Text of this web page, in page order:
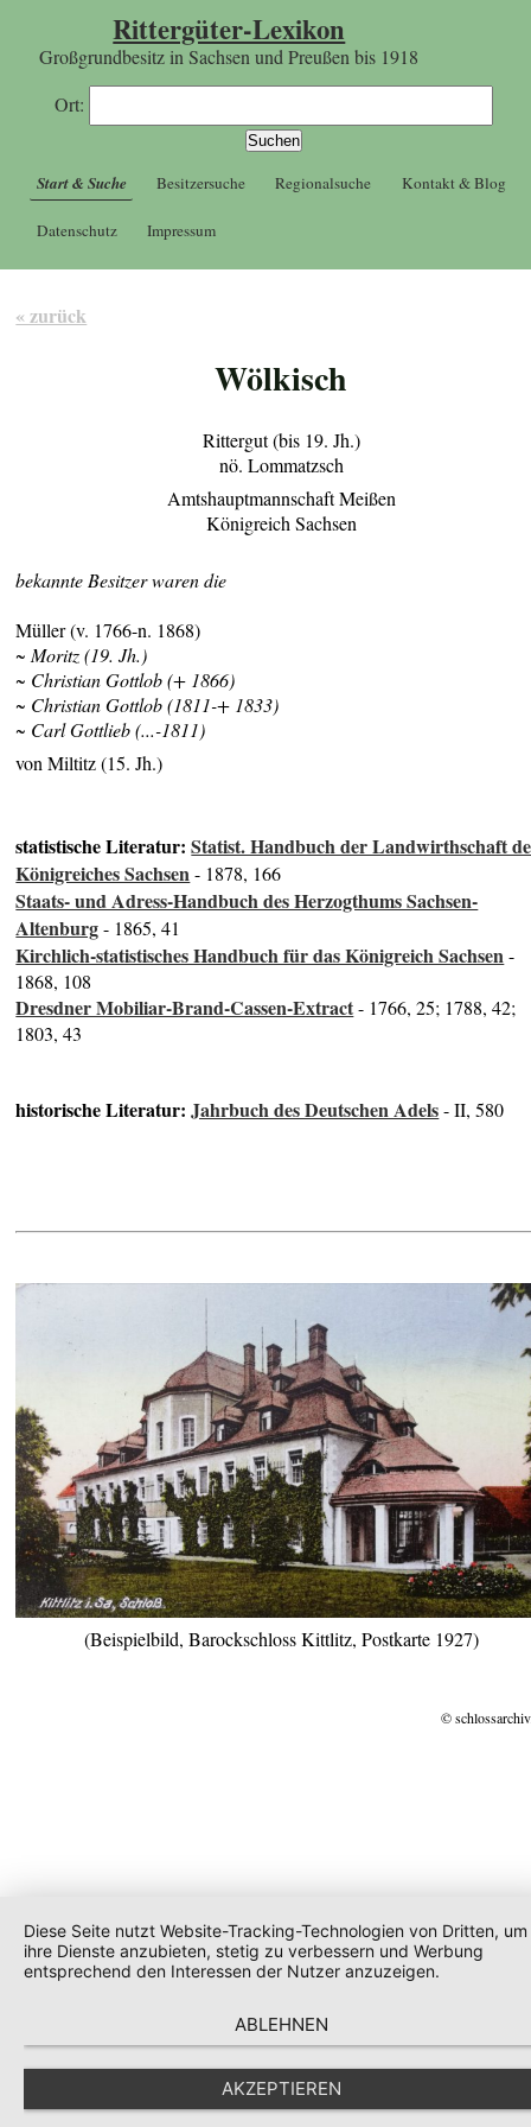
Rittergüter-Lexikon
Großgrundbesitz in Sachsen und Preußen bis 1918
Ort:
Start & Suche Besitzersuche Regionalsuche Kontakt & Blog
Datenschutz Impressum
« zurück
Wölkisch
Rittergut (bis 19. Jh.)
nö. Lommatzsch
Amtshauptmannschaft Meißen
Königreich Sachsen
bekannte Besitzer waren die
Müller (v. 1766-n. 1868)
~ Moritz (19. Jh.)
~ Christian Gottlob (+ 1866)
~ Christian Gottlob (1811-+ 1833)
~ Carl Gottlieb (...-1811)
von Miltitz (15. Jh.)
statistische Literatur:Statist. Handbuch der Landwirthschaft
Königreiches Sachsen- 1878, 166
Staats- und Adress-Handbuch des Herzogthums Sachsen-
Altenburg- 1865, 41
Kirchlich-statistisches Handbuch für das Königreich Sachsen-
1868, 108
Dresdner Mobiliar-Brand-Cassen-Extract- 1766, 25; 1788, 42;
1803, 43
historische Literatur:Jahrbuch des Deutschen Adels- II, 580
(Beispielbild, Barockschloss Kittlitz, Postkarte 1927)
©
Diese Seite nutzt Website-Tracking-Technologien von Dritten, um
ihre Dienste anzubieten, stetig zu verbessern und Werbung
entsprechend den Interessen der Nutzer anzuzeigen.
ABLEHNEN
AKZEPTIEREN